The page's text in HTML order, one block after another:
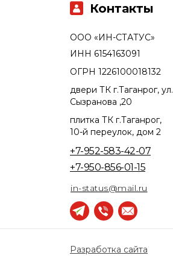
+7-950-856-01-15
+7-952-583-42-07
ООО «ИН-СТАТУС»
плитка ТК г.Таганрог,
10-й переулок, дом 2
двери ТК г.Таганрог, ул.
Сызранова ,20
ОГРН 1226100018132
ИНН 6154163091
Разработка сайта
in-status@mail.ru
Контакты